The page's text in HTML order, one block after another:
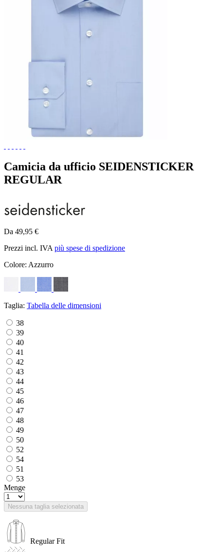
Camicia da ufficio SEIDENSTICKER
REGULAR
Da 49,95 €
Prezzi incl. IVA più spese di spedizione
Colore: Azzurro
Taglia: Tabella delle dimensioni
38
39
40
41
42
43
44
45
46
47
48
49
50
52
54
51
53
Menge
Nessuna taglia selezionata
Regular Fit